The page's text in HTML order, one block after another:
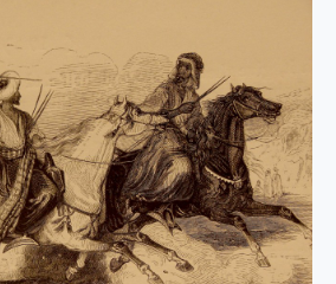
الأموية
؟